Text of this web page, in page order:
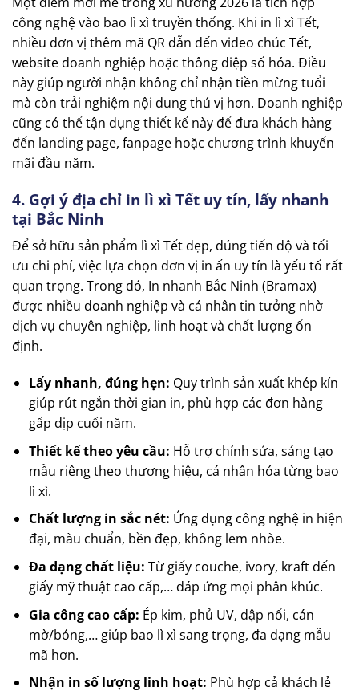
công nghệ vào bao lì xì truyền thống. Khi in lì xì Tết,
nhiều đơn vị thêm mã QR dẫn đến video chúc Tết,
website doanh nghiệp hoặc thông điệp số hóa. Điều
này giúp người nhận không chỉ nhận tiền mừng tuổi
mà còn trải nghiệm nội dung thú vị hơn. Doanh nghiệp
cũng có thể tận dụng thiết kế này để đưa khách hàng
đến landing page, fanpage hoặc chương trình khuyến
mãi đầu năm.
4. Gợi ý địa chỉ in lì xì Tết uy tín, lấy nhanh
tại Bắc Ninh
Để sở hữu sản phẩm lì xì Tết đẹp, đúng tiến độ và tối
ưu chi phí, việc lựa chọn đơn vị in ấn uy tín là yếu tố rất
quan trọng. Trong đó, In nhanh Bắc Ninh (Bramax)
được nhiều doanh nghiệp và cá nhân tin tưởng nhờ
dịch vụ chuyên nghiệp, linh hoạt và chất lượng ổn
định.
Lấy nhanh, đúng hẹn: Quy trình sản xuất khép kín
giúp rút ngắn thời gian in, phù hợp các đơn hàng
gấp dịp cuối năm.
Thiết kế theo yêu cầu: Hỗ trợ chỉnh sửa, sáng tạo
mẫu riêng theo thương hiệu, cá nhân hóa từng bao
lì xì.
Chất lượng in sắc nét: Ứng dụng công nghệ in hiện
đại, màu chuẩn, bền đẹp, không lem nhòe.
Đa dạng chất liệu: Từ giấy couche, ivory, kraft đến
giấy mỹ thuật cao cấp,… đáp ứng mọi phân khúc.
Gia công cao cấp: Ép kim, phủ UV, dập nổi, cán
mờ/bóng,… giúp bao lì xì sang trọng, đa dạng mẫu
mã hơn.
Nhận in số lượng linh hoạt: Phù hợp cả khách lẻ